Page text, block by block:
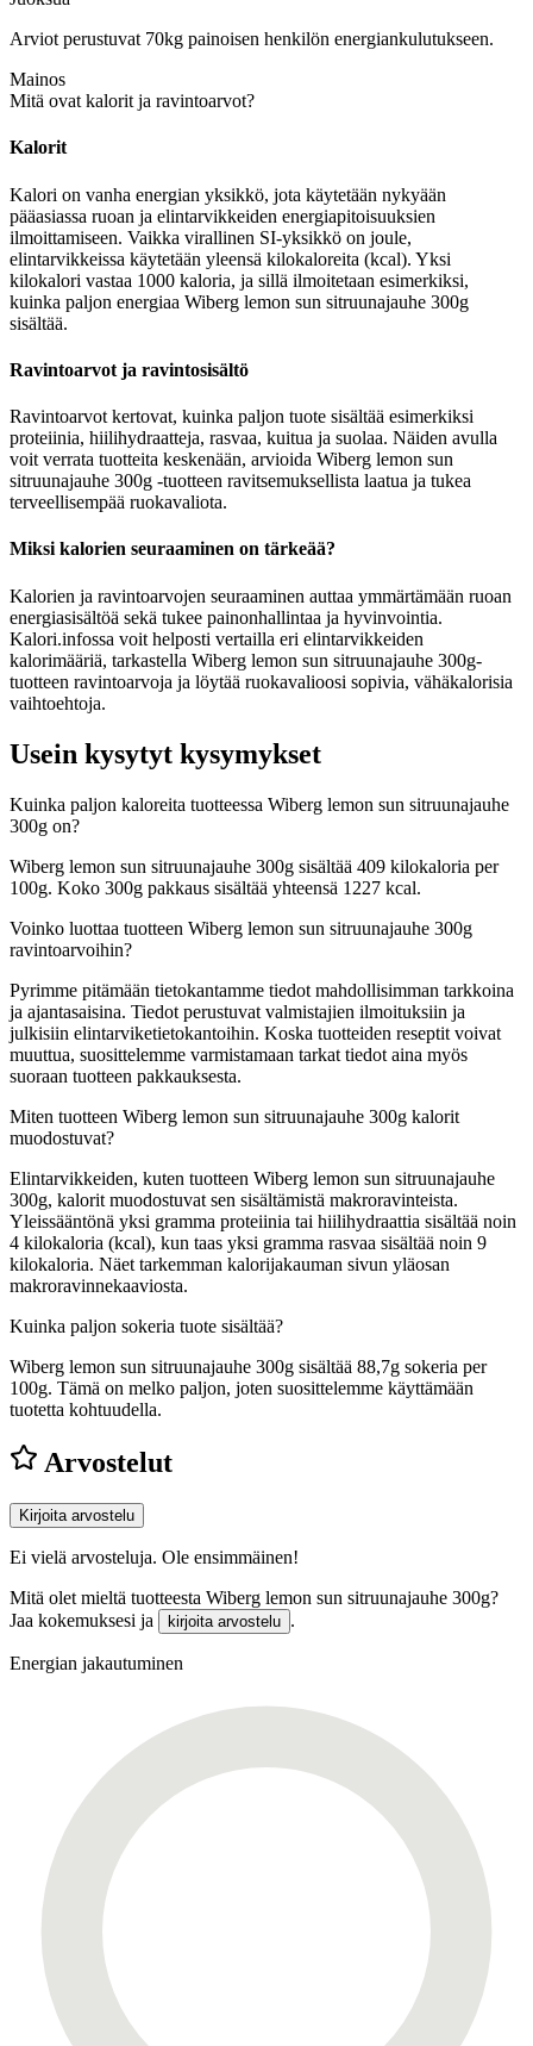
Arviot perustuvat 70kg painoisen henkilön energiankulutukseen.
Mainos
Mitä ovat kalorit ja ravintoarvot?
Kalorit
Kalori on vanha energian yksikkö, jota käytetään nykyään
pääasiassa ruoan ja elintarvikkeiden energiapitoisuuksien
ilmoittamiseen. Vaikka virallinen SI-yksikkö on joule,
elintarvikkeissa käytetään yleensä kilokaloreita (kcal). Yksi
kilokalori vastaa 1000 kaloria, ja sillä ilmoitetaan esimerkiksi,
kuinka paljon energiaa Wiberg lemon sun sitruunajauhe 300g
sisältää.
Ravintoarvot ja ravintosisältö
Ravintoarvot kertovat, kuinka paljon tuote sisältää esimerkiksi
proteiinia, hiilihydraatteja, rasvaa, kuitua ja suolaa. Näiden avulla
voit verrata tuotteita keskenään, arvioida Wiberg lemon sun
sitruunajauhe 300g -tuotteen ravitsemuksellista laatua ja tukea
terveellisempää ruokavaliota.
Miksi kalorien seuraaminen on tärkeää?
Kalorien ja ravintoarvojen seuraaminen auttaa ymmärtämään ruoan
energiasisältöä sekä tukee painonhallintaa ja hyvinvointia.
Kalori.infossa voit helposti vertailla eri elintarvikkeiden
kalorimääriä, tarkastella Wiberg lemon sun sitruunajauhe 300g-
tuotteen ravintoarvoja ja löytää ruokavalioosi sopivia, vähäkalorisia
vaihtoehtoja.
Usein kysytyt kysymykset
Kuinka paljon kaloreita tuotteessa Wiberg lemon sun sitruunajauhe
300g on?
Wiberg lemon sun sitruunajauhe 300g sisältää 409 kilokaloria per
100g. Koko 300g pakkaus sisältää yhteensä 1227 kcal.
Voinko luottaa tuotteen Wiberg lemon sun sitruunajauhe 300g
ravintoarvoihin?
Pyrimme pitämään tietokantamme tiedot mahdollisimman tarkkoina
ja ajantasaisina. Tiedot perustuvat valmistajien ilmoituksiin ja
julkisiin elintarviketietokantoihin. Koska tuotteiden reseptit voivat
muuttua, suosittelemme varmistamaan tarkat tiedot aina myös
suoraan tuotteen pakkauksesta.
Miten tuotteen Wiberg lemon sun sitruunajauhe 300g kalorit
muodostuvat?
Elintarvikkeiden, kuten tuotteen Wiberg lemon sun sitruunajauhe
300g, kalorit muodostuvat sen sisältämistä makroravinteista.
Yleissääntönä yksi gramma proteiinia tai hiilihydraattia sisältää noin
4 kilokaloria (kcal), kun taas yksi gramma rasvaa sisältää noin 9
kilokaloria. Näet tarkemman kalorijakauman sivun yläosan
makroravinnekaaviosta.
Kuinka paljon sokeria tuote sisältää?
Wiberg lemon sun sitruunajauhe 300g sisältää 88,7g sokeria per
100g. Tämä on melko paljon, joten suosittelemme käyttämään
tuotetta kohtuudella.
Arvostelut
Kirjoita arvostelu
Ei vielä arvosteluja. Ole ensimmäinen!
Mitä olet mieltä tuotteesta Wiberg lemon sun sitruunajauhe 300g?
Jaa kokemuksesi ja
kirjoita arvostelu .
Energian jakautuminen